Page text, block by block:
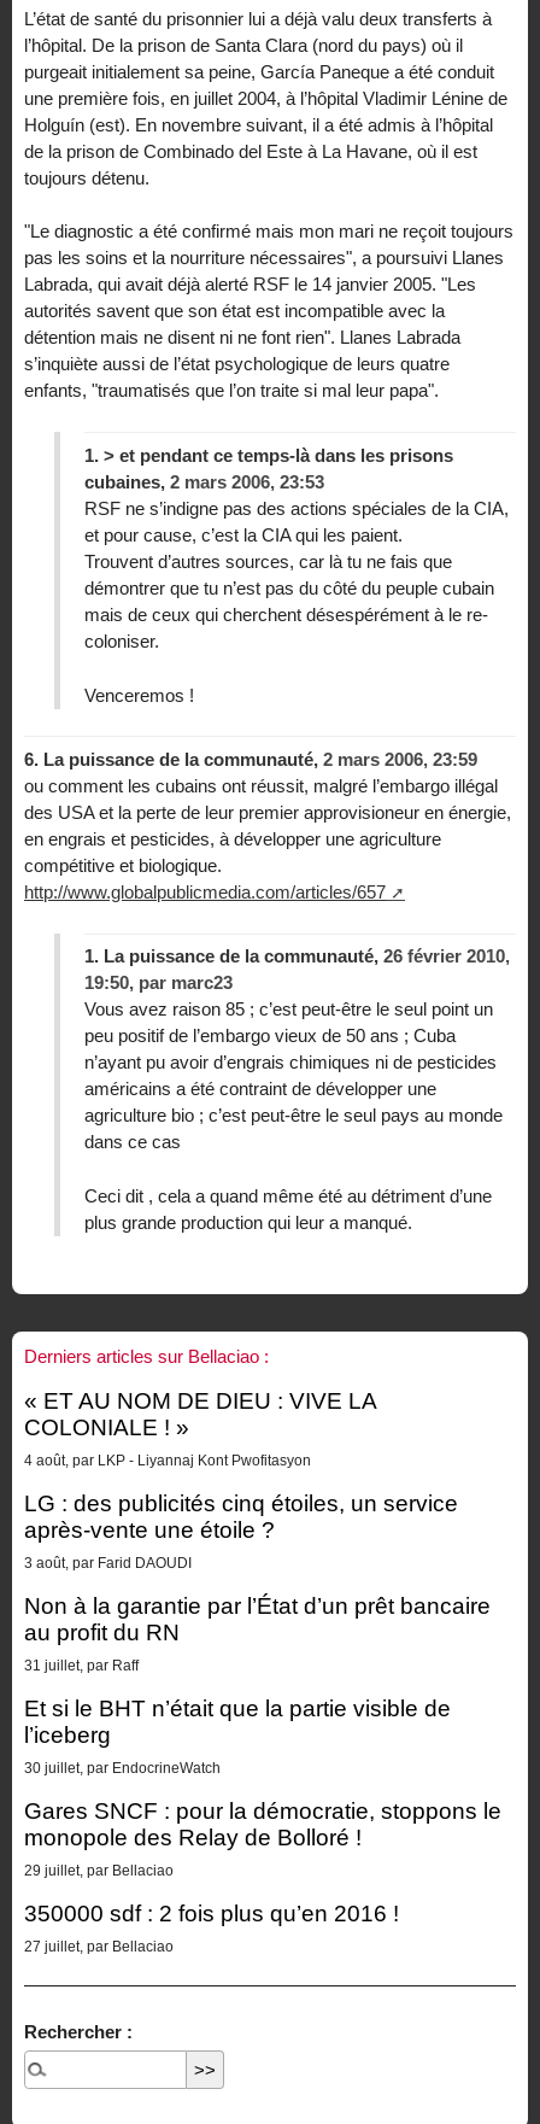
L’état de santé du prisonnier lui a déjà valu deux transferts à
l’hôpital. De la prison de Santa Clara (nord du pays) où il
purgeait initialement sa peine, García Paneque a été conduit
une première fois, en juillet 2004, à l’hôpital Vladimir Lénine de
Holguín (est). En novembre suivant, il a été admis à l’hôpital
de la prison de Combinado del Este à La Havane, où il est
toujours détenu.
"Le diagnostic a été confirmé mais mon mari ne reçoit toujours
pas les soins et la nourriture nécessaires", a poursuivi Llanes
Labrada, qui avait déjà alerté RSF le 14 janvier 2005. "Les
autorités savent que son état est incompatible avec la
détention mais ne disent ni ne font rien". Llanes Labrada
s’inquiète aussi de l’état psychologique de leurs quatre
enfants, "traumatisés que l’on traite si mal leur papa".
1. > et pendant ce temps-là dans les prisons
cubaines, 2 mars 2006, 23:53
RSF ne s’indigne pas des actions spéciales de la CIA,
et pour cause, c’est la CIA qui les paient.
Trouvent d’autres sources, car là tu ne fais que
démontrer que tu n’est pas du côté du peuple cubain
mais de ceux qui cherchent désespérément à le re-
coloniser.
Venceremos !
6. La puissance de la communauté, 2 mars 2006, 23:59
ou comment les cubains ont réussit, malgré l’embargo illégal
des USA et la perte de leur premier approvisioneur en énergie,
en engrais et pesticides, à développer une agriculture
compétitive et biologique.
http://www.globalpublicmedia.com/articles/657
1. La puissance de la communauté, 26 février 2010,
19:50, par marc23
Vous avez raison 85 ; c’est peut-être le seul point un
peu positif de l’embargo vieux de 50 ans ; Cuba
n’ayant pu avoir d’engrais chimiques ni de pesticides
américains a été contraint de développer une
agriculture bio ; c’est peut-être le seul pays au monde
dans ce cas
Ceci dit , cela a quand même été au détriment d’une
plus grande production qui leur a manqué.
Derniers articles sur Bellaciao :
« ET AU NOM DE DIEU : VIVE LA
COLONIALE ! »
4 août, par LKP - Liyannaj Kont Pwofitasyon
LG : des publicités cinq étoiles, un service
après-vente une étoile ?
3 août, par Farid DAOUDI
Non à la garantie par l’État d’un prêt bancaire
au profit du RN
31 juillet, par Raff
Et si le BHT n’était que la partie visible de
l’iceberg
30 juillet, par EndocrineWatch
Gares SNCF : pour la démocratie, stoppons le
monopole des Relay de Bolloré !
29 juillet, par Bellaciao
350000 sdf : 2 fois plus qu’en 2016 !
27 juillet, par Bellaciao
Rechercher :